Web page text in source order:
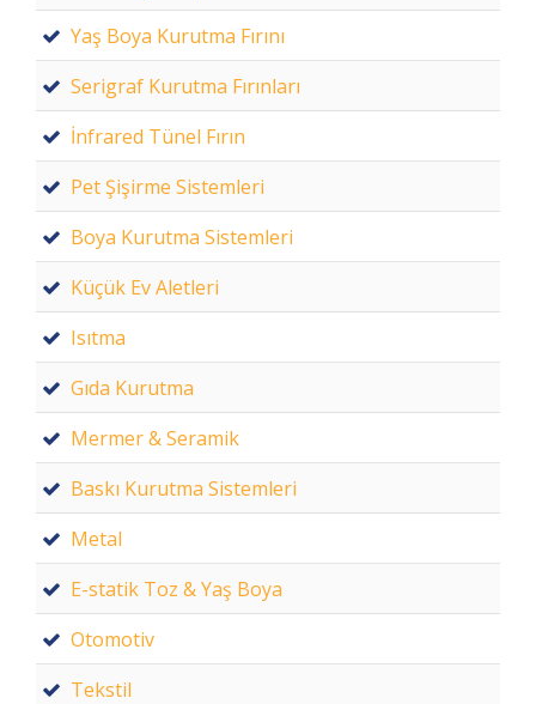
Yaş Boya Kurutma Fırını
Serigraf Kurutma Fırınları
İnfrared Tünel Fırın
Pet Şişirme Sistemleri
Boya Kurutma Sistemleri
Küçük Ev Aletleri
Isıtma
Gıda Kurutma
Mermer & Seramik
Baskı Kurutma Sistemleri
Metal
E-statik Toz & Yaş Boya
Otomotiv
Tekstil